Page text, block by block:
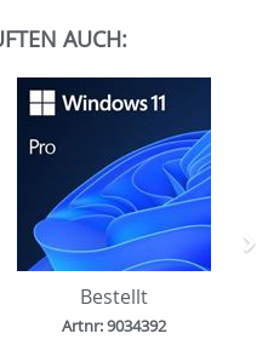
AUCH:
Bestellt
Artnr: 9034392